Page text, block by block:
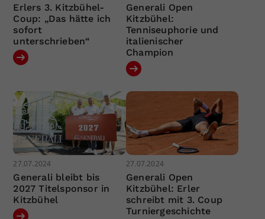
Erlers 3. Kitzbühel-
Coup: „Das hätte ich
sofort
unterschrieben“
Generali Open
Kitzbühel:
Tenniseuphorie und
italienischer
Champion
27.07.2024
Generali bleibt bis
2027 Titelsponsor in
Kitzbühel
27.07.2024
Generali Open
Kitzbühel: Erler
schreibt mit 3. Coup
Turniergeschichte